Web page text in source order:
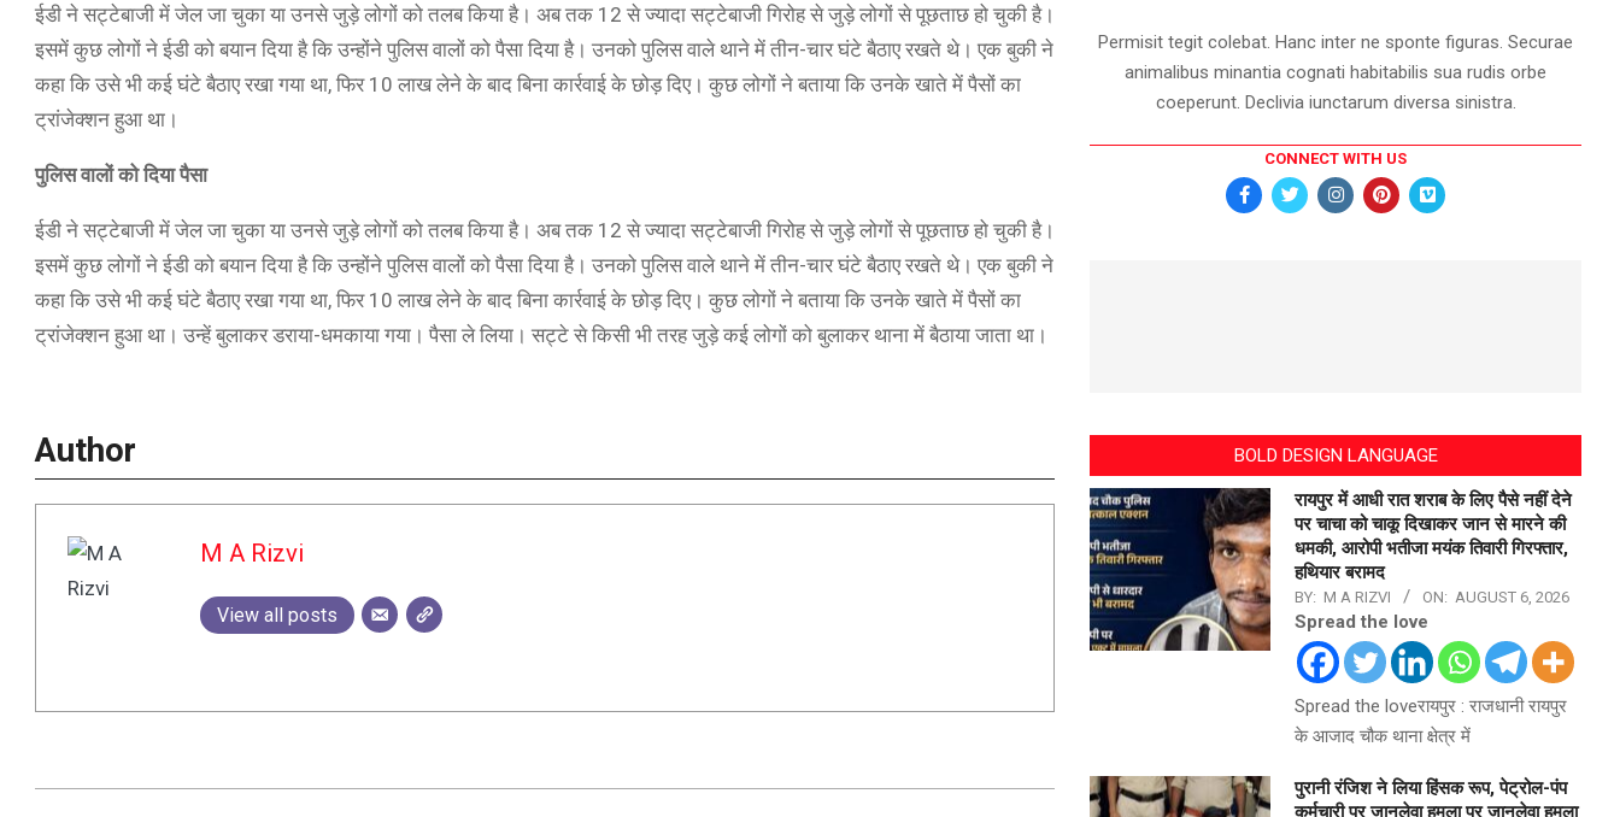
ईडी ने सट्टेबाजी में जेल जा चुका या उनसे जुड़े लोगों को तलब किया है। अब तक 12 से ज्यादा सट्टेबाजी गिरोह से जुड़े लोगों से पूछताछ हो चुकी है।
इसमें कुछ लोगों ने ईडी को बयान दिया है कि उन्होंने पुलिस वालों को पैसा दिया है। उनको पुलिस वाले थाने में तीन-चार घंटे बैठाए रखते थे। एक बुकी ने
कहा कि उसे भी कई घंटे बैठाए रखा गया था, फिर 10 लाख लेने के बाद बिना कार्रवाई के छोड़ दिए। कुछ लोगों ने बताया कि उनके खाते में पैसों का
ट्रांजेक्शन हुआ था।
पुलिस वालों को दिया पैसा
ईडी ने सट्टेबाजी में जेल जा चुका या उनसे जुड़े लोगों को तलब किया है। अब तक 12 से ज्यादा सट्टेबाजी गिरोह से जुड़े लोगों से पूछताछ हो चुकी है।
इसमें कुछ लोगों ने ईडी को बयान दिया है कि उन्होंने पुलिस वालों को पैसा दिया है। उनको पुलिस वाले थाने में तीन-चार घंटे बैठाए रखते थे। एक बुकी ने
कहा कि उसे भी कई घंटे बैठाए रखा गया था, फिर 10 लाख लेने के बाद बिना कार्रवाई के छोड़ दिए। कुछ लोगों ने बताया कि उनके खाते में पैसों का
ट्रांजेक्शन हुआ था। उन्हें बुलाकर डराया-धमकाया गया। पैसा ले लिया। सट्टे से किसी भी तरह जुड़े कई लोगों को बुलाकर थाना में बैठाया जाता था।
Author
M A Rizvi
View all posts
Permisit tegit colebat. Hanc inter ne sponte figuras. Securae
animalibus minantia cognati habitabilis sua rudis orbe
coeperunt. Declivia iunctarum diversa sinistra.
CONNECT WITH US
BOLD DESIGN LANGUAGE
रायपुर में आधी रात शराब के लिए पैसे नहीं देने
पर चाचा को चाकू दिखाकर जान से मारने की
धमकी, आरोपी भतीजा मयंक तिवारी गिरफ्तार,
हथियार बरामद
BY: M A RIZVI ON: AUGUST 6, 2026
Spread the love
Spread the loveरायपुर : राजधानी रायपुर
के आजाद चौक थाना क्षेत्र में
पुरानी रंजिश ने लिया हिंसक रूप, पेट्रोल-पंप
कर्मचारी पर जानलेवा हमला पर जानलेवा हमला